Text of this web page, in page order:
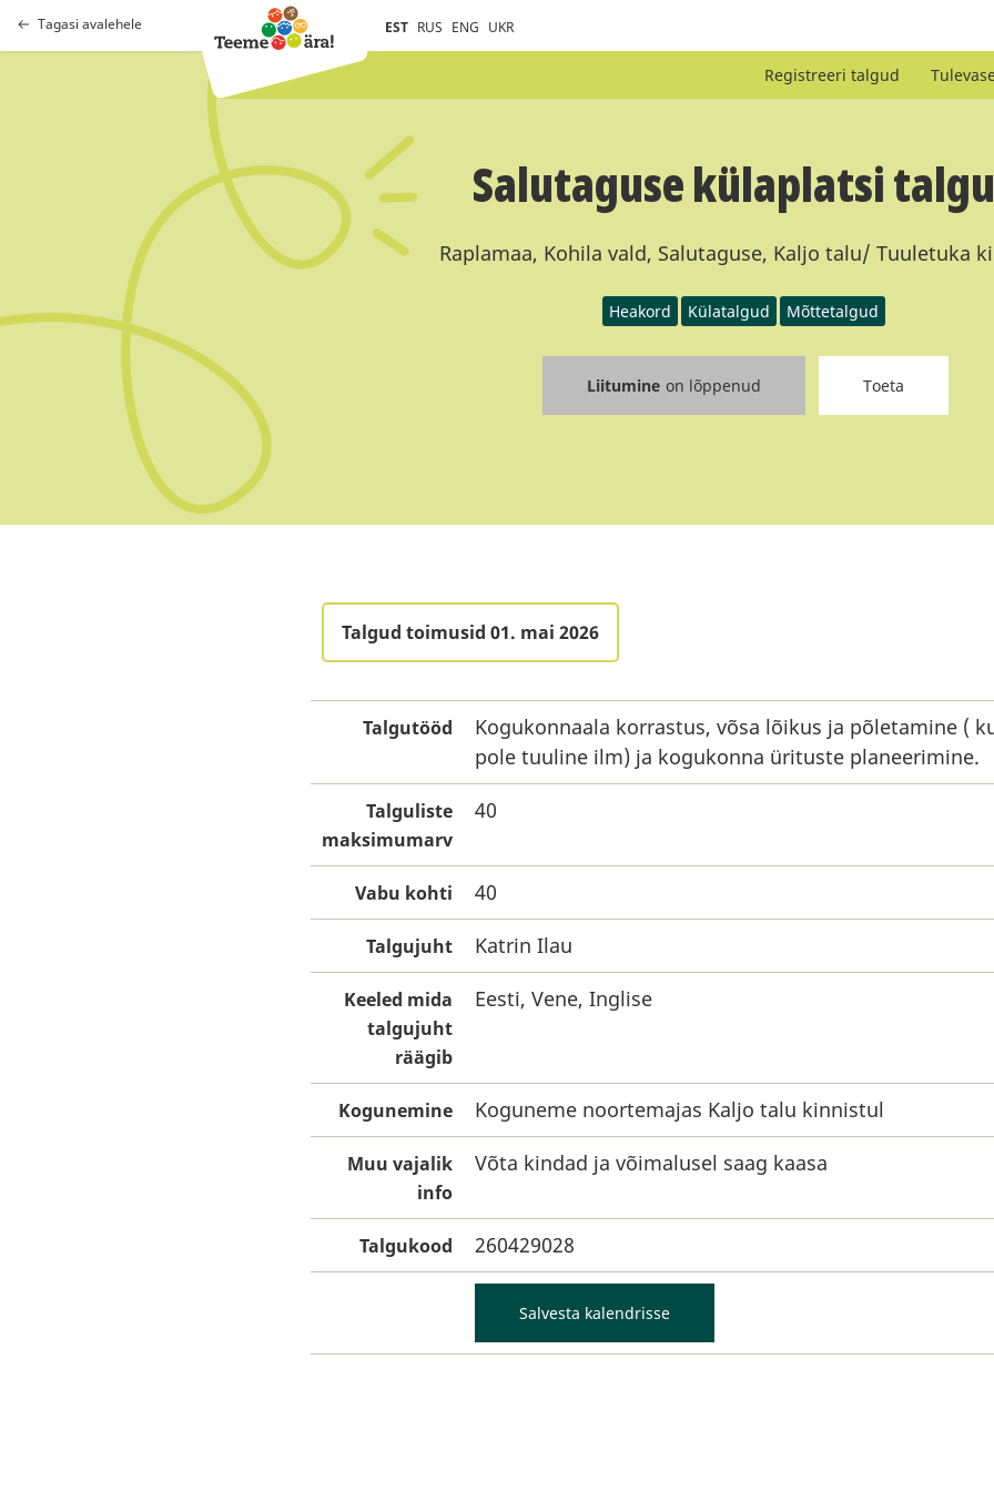
Tagasi avalehele EST RUS ENG UKR
Registreeri talgud
Salutaguse külaplatsi
Raplamaa, Kohila vald, Salutaguse, Kaljo talu/ Tuuletuka
Heakord Külatalgud Mõttetalgud
Liitumine on lõppenud Toeta
Talgud toimusid 01. mai 2026
Talgutööd
Kogukonnaala korrastus, võsa lõikus ja põletamine (
pole tuuline ilm) ja kogukonna ürituste planeerimine.
Talguliste
maksimumarv
40
Vabu kohti 40
Talgujuht Katrin Ilau
Keeled mida
talgujuht
räägib
Eesti, Vene, Inglise
Kogunemine Koguneme noortemajas Kaljo talu kinnistul
Muu vajalik
info
Võta kindad ja võimalusel saag kaasa
Talgukood 260429028
Salvesta kalendrisse